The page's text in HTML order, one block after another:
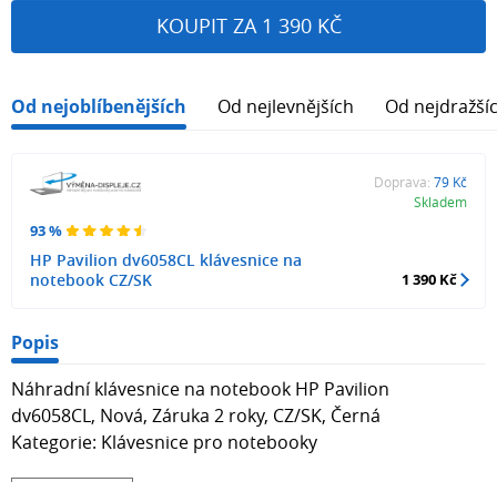
KOUPIT ZA 1 390 KČ
Od nejoblíbenějších Od nejlevnějších Od
93 %
HP Pavilion dv6058CL klávesnice na
notebook CZ/SK
Doprava: 79 Kč
Skladem
1 390 Kč
Popis
Náhradní klávesnice na notebook HP Pavilion
dv6058CL, Nová, Záruka 2 roky, CZ/SK, Černá
Kategorie: Klávesnice pro notebooky